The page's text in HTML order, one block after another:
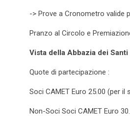
-> Prove a Cronometro valide
Pranzo al Circolo e
Vista della Abbazia dei
Quote di partecipazione :
Soci CAMET Euro 25.00 (per
Non-Soci Soci CAMET Euro